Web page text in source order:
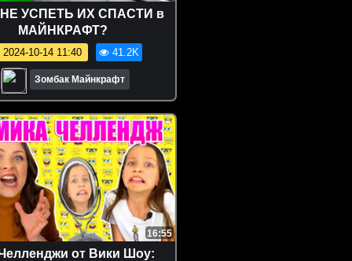
УСПЕТЬ ИХ СПАСТИ в
МАЙНКРАФТ?
2024-10-14 11:40 41.2K
Зомбак Майнкрафт
16:55
от Вики Шоу: